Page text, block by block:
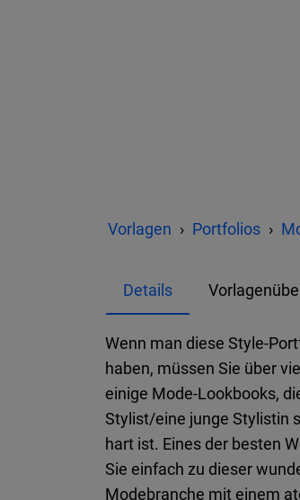
Vorlagen Portfolios
Details
Wenn man diese Style-
haben, müssen Sie über
einige Mode-Lookbooks,
Stylist/eine junge Stylistin
hart ist. Eines der besten
Sie einfach zu dieser
Modebranche mit einem